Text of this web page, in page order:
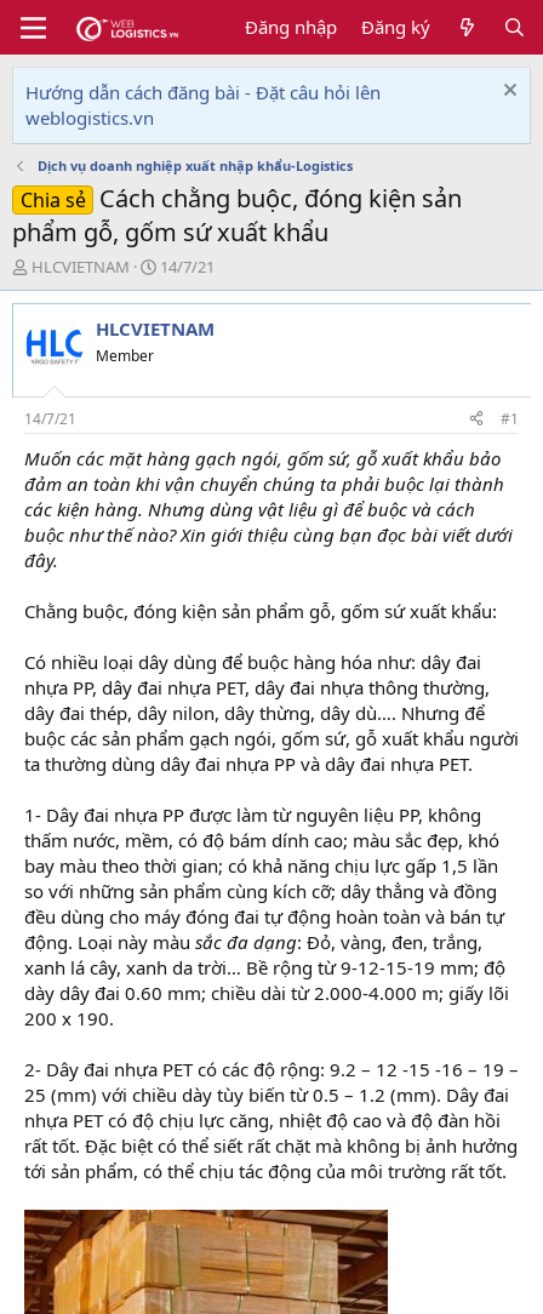
Đăng nhập Đăng ký
Hướng dẫn cách đăng bài - Đặt câu hỏi lên
weblogistics.vn
Dịch vụ doanh nghiệp xuất nhập khẩu-Logistics
Chia sẻ Cách chằng buộc, đóng kiện sản
phẩm gỗ, gốm sứ xuất khẩu
T
h
r
e
a
s
t
a
r
t
e
r
HLCVIETNAM
N
g
à
y
i
14/7/21
HLCVIETNAM
Member
14/7/21 #1
Muốn các mặt hàng gạch ngói, gốm sứ, gỗ xuất khẩu bảo
đảm an toàn khi vận chuyển chúng ta phải buộc lại thành
các kiện hàng. Nhưng dùng vật liệu gì để buộc và cách
buộc như thế nào? Xin giới thiệu cùng bạn đọc bài viết dưới
đây.
Chằng buộc, đóng kiện sản phẩm gỗ, gốm sứ xuất khẩu:
Có nhiều loại dây dùng để buộc hàng hóa như: dây đai
nhựa PP, dây đai nhựa PET, dây đai nhựa thông thường,
dây đai thép, dây nilon, dây thừng, dây dù…. Nhưng để
buộc các sản phẩm gạch ngói, gốm sứ, gỗ xuất khẩu người
ta thường dùng dây đai nhựa PP và dây đai nhựa PET.
1- Dây đai nhựa PP được làm từ nguyên liệu PP, không
thấm nước, mềm, có độ bám dính cao; màu sắc đẹp, khó
bay màu theo thời gian; có khả năng chịu lực gấp 1,5 lần
so với những sản phẩm cùng kích cỡ; dây thẳng và đồng
đều dùng cho máy đóng đai tự động hoàn toàn và bán tự
động. Loại này màu sắc đa dạng: Đỏ, vàng, đen, trắng,
xanh lá cây, xanh da trời… Bề rộng từ 9-12-15-19 mm; độ
dày dây đai 0.60 mm; chiều dài từ 2.000-4.000 m; giấy lõi
200 x 190.
2- Dây đai nhựa PET có các độ rộng: 9.2 – 12 -15 -16 – 19 –
25 (mm) với chiều dày tùy biến từ 0.5 – 1.2 (mm). Dây đai
nhựa PET có độ chịu lực căng, nhiệt độ cao và độ đàn hồi
rất tốt. Đặc biệt có thể siết rất chặt mà không bị ảnh hưởng
tới sản phẩm, có thể chịu tác động của môi trường rất tốt.